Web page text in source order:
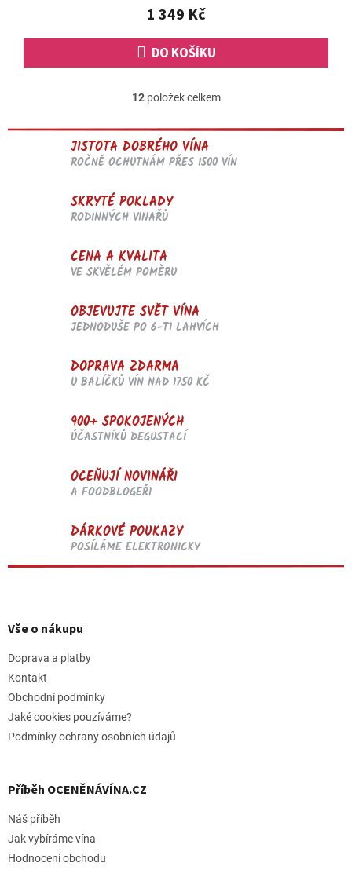
5
hvězdiček.
1 349 Kč
DO KOŠÍKU
O
l
á
d
k
ý
p
s
u
12položek celkem
JISTOTA DOBRÉHO VÍNA
ROČNĚ OCHUTNÁM PŘES 1500 VÍN
SKRYTÉ POKLADY
RODINNÝCH VINAŘŮ
CENA A KVALITA
VE SKVĚLÉM POMĚRU
OBJEVUJTE SVĚT VÍNA
JEDNODUŠE PO 6-TI LAHVÍCH
DOPRAVA ZDARMA
U BALÍČKŮ VÍN NAD 1750 KČ
900+ SPOKOJENÝCH
ÚČASTNÍKŮ DEGUSTACÍ
OCEŇUJÍ NOVINÁŘI
A FOODBLOGEŘI
DÁRKOVÉ POUKAZY
POSÍLÁME ELEKTRONICKY
pVše o nákupu
Doprava a platby
Kontakt
Obchodní podmínky
Jaké cookies pouzíváme?
Podmínky ochrany osobních údajů
Příběh OCENĚNÁVÍNA.CZ
Náš příběh
Jak vybíráme vína
Hodnocení obchodu